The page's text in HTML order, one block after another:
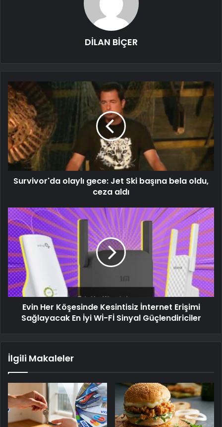
DİLAN BİÇER
Survivor'da olaylı gece: Jet Ski başına bela oldu,
ceza aldı
Evin Her Köşesinde Kesintisiz İnternet Erişimi
Sağlayacak En İyi Wİ-Fİ Sinyal Güçlendiriciler
İlgili Makaleler